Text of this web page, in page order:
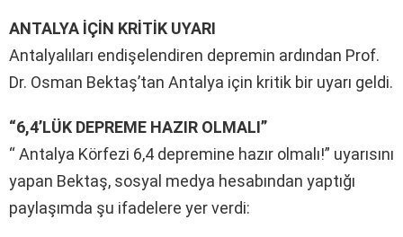
ANTALYA İÇİN KRİTİK UYARI
Antalyalıları endişelendiren depremin ardından Prof.
Dr. Osman Bektaş’tan Antalya için kritik bir uyarı geldi.
“6,4’LÜK DEPREME HAZIR OLMALI”
“ Antalya Körfezi 6,4 depremine hazır olmalı!” uyarısını
yapan Bektaş, sosyal medya hesabından yaptığı
paylaşımda şu ifadelere yer verdi: